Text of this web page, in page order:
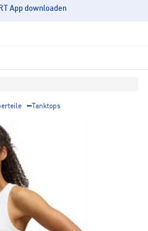
App downloaden
Tanktops